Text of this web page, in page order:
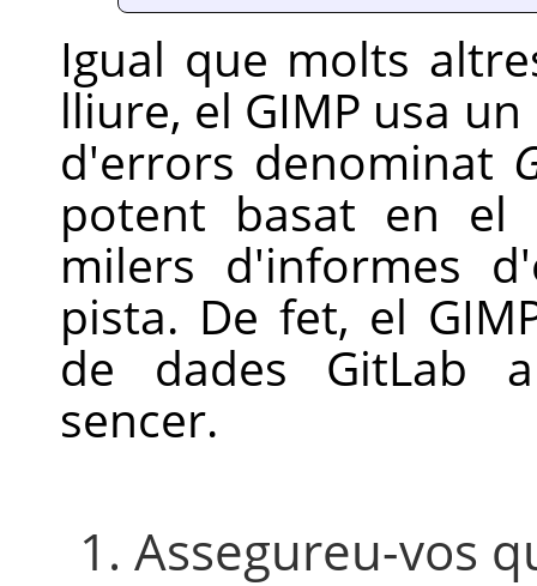
Igual que molts
lliure, el GIMP usa
d'errors denominat
potent basat en el
milers d'informes
pista. De fet, el
de dades GitLab
sencer.
1. Assegureu-vos